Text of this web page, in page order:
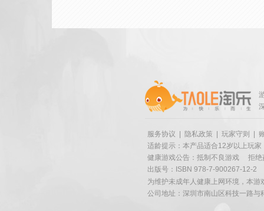
服务协议 隐私政策 玩家守则
适龄提示：本产品适合12岁以上玩家
健康游戏公告：抵制不良游戏
拒绝
出版号：ISBN 978-7-900267-12-2
为维护未成年人健康上网环境，本
公司地址：深圳市南山区科技一路